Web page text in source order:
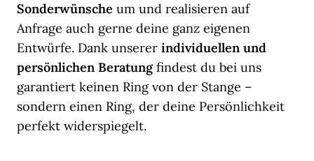
Sonderwünsche um und realisieren auf
Anfrage auch gerne deine ganz eigenen
Entwürfe. Dank unserer individuellen und
persönlichen Beratungfindest du bei uns
garantiert keinen Ring von der Stange –
sondern einen Ring, der deine Persönlichkeit
perfekt widerspiegelt.